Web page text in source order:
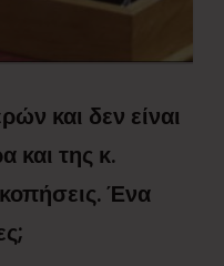
και δεν είναι
και της κ.
Ένα